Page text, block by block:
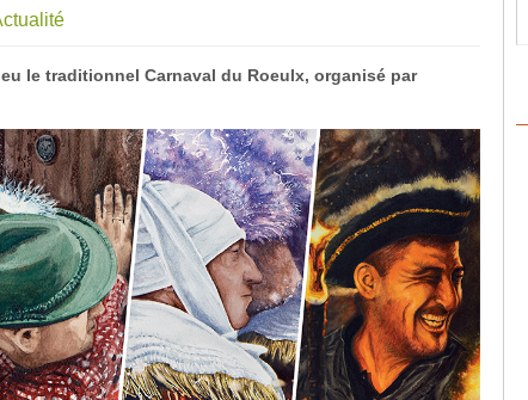
le traditionnel Carnaval du Roeulx, organisé par